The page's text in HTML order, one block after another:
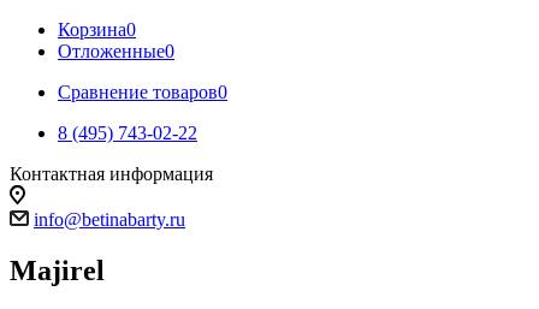
Корзина0
Отложенные0
Сравнение товаров0
8 (495) 743-02-22
Контактная информация
info@betinabarty.ru
Majirel